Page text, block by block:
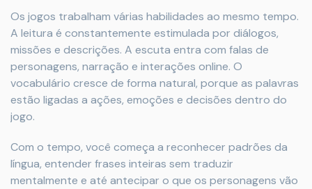
Os jogos trabalham várias habilidades ao mesmo tempo.
A leitura é constantemente estimulada por diálogos,
missões e descrições. A escuta entra com falas de
personagens, narração e interações online. O
vocabulário cresce de forma natural, porque as palavras
estão ligadas a ações, emoções e decisões dentro do
jogo.
Com o tempo, você começa a reconhecer padrões da
língua, entender frases inteiras sem traduzir
mentalmente e até antecipar o que os personagens vão